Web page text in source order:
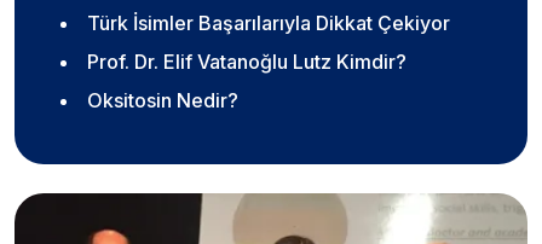
Türk İsimler Başarılarıyla Dikkat Çekiyor
Prof. Dr. Elif Vatanoğlu Lutz Kimdir?
Oksitosin Nedir?